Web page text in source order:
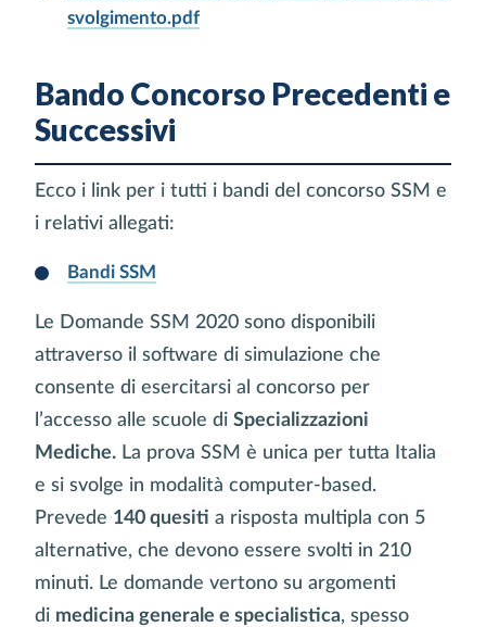
svolgimento.pdf
Bando Concorso Precedenti e
Successivi
Ecco i link per i tutti i bandi del concorso SSM e
i relativi allegati:
Bandi SSM
Le Domande SSM 2020 sono disponibili
attraverso il software di simulazione che
consente di esercitarsi al concorso per
l’accesso alle scuole di Specializzazioni
Mediche. La prova SSM è unica per tutta Italia
e si svolge in modalità computer-based.
Prevede 140 quesiti a risposta multipla con 5
alternative, che devono essere svolti in 210
minuti. Le domande vertono su argomenti
di medicina generale e specialistica, spesso